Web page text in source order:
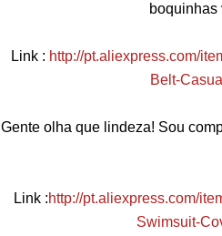
boquinhas
Link : http://pt.aliexpress.com/
Belt-
Gente olha que lindeza! Sou
Link :http://pt.aliexpress.com/
Swimsuit-